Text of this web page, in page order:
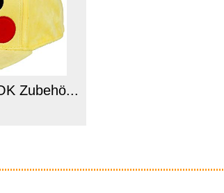
Zubehö...